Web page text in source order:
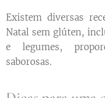
Existem diversas
Natal sem glúten,
e legumes,
saborosas.